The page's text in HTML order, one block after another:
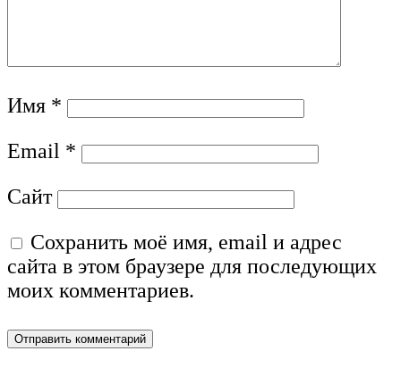
Имя *
Email *
Сайт
Сохранить моё имя, email и адрес
сайта в этом браузере для последующих
моих комментариев.